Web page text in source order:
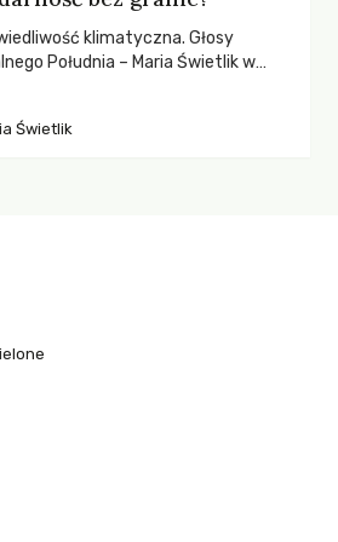
klimatyczna. Głosy
Południa – Maria Świetlik w
Świetlik